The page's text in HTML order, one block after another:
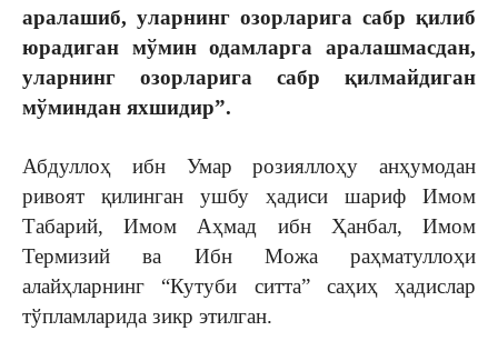
аралашиб, уларнинг озорларига сабр қилиб
юрадиган мўмин одамларга аралашмасдан,
уларнинг озорларига сабр қилмайдиган
мўминдан яхшидир”.
Абдуллоҳ ибн Умар розияллоҳу анҳумодан
ривоят қилинган ушбу ҳадиси шариф Имом
Табарий, Имом Аҳмад ибн Ҳанбал, Имом
Термизий ва Ибн Можа раҳматуллоҳи
алайҳларнинг “Кутуби ситта” саҳиҳ ҳадислар
тўпламларида зикр этилган.